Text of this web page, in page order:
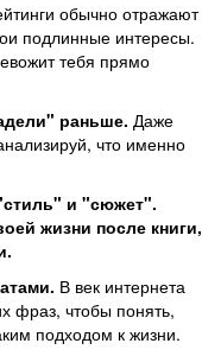
обычно отражают
подлинные интересы.
тебя прямо
раньше. Даже
что именно
и "сюжет".
жизни после книги,
В век интернета
фраз, чтобы понять,
подходом к жизни.